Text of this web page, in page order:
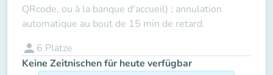
QRcode, ou à la banque d'accueil) ; annulation
automatique au bout de 15 min de retard.
person 6 Plätze
Keine Zeitnischen für heute verfügbar